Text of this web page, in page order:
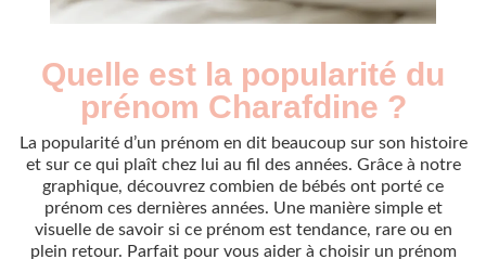
Quelle est la popularité du
prénom Charafdine ?
La popularité d’un prénom en dit beaucoup sur son histoire
et sur ce qui plaît chez lui au fil des années. Grâce à notre
graphique, découvrez combien de bébés ont porté ce
prénom ces dernières années. Une manière simple et
visuelle de savoir si ce prénom est tendance, rare ou en
plein retour. Parfait pour vous aider à choisir un prénom
Popularité du
prénom Charafdine
par année
Année
Nouveaux-
nés